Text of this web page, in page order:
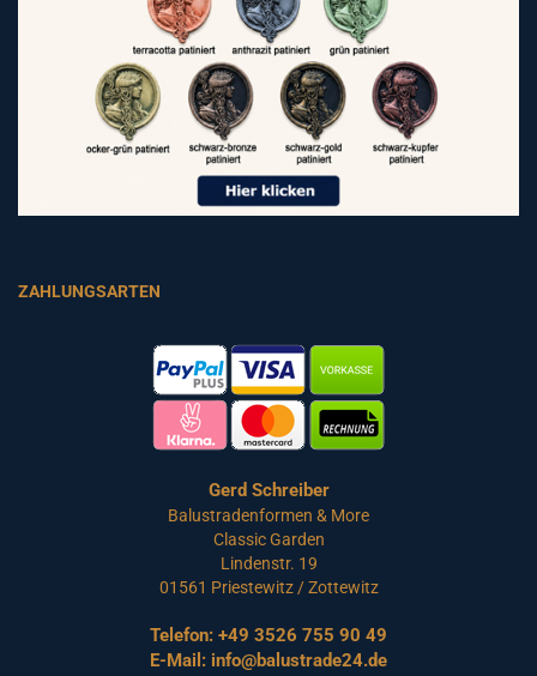
ZAHLUNGSARTEN
Gerd Schreiber
Balustradenformen & More
Classic Garden
Lindenstr. 19
01561 Priestewitz / Zottewitz
Telefon: +49 3526 755 90 49
E-Mail: info@balustrade24.de